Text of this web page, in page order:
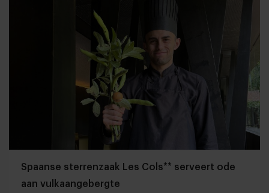
Spaanse sterrenzaak Les Cols** serveert ode
aan vulkaangebergte